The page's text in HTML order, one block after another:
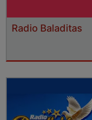
Radio Baladitas